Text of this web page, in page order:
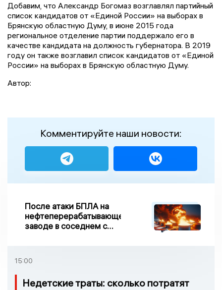
Добавим, что Александр Богомаз возглавлял партийный
список кандидатов от «Единой России» на выборах в
Брянскую областную Думу, в июне 2015 года
региональное отделение партии поддержало его в
качестве кандидата на должность губернатора. В 2019
году он также возглавил список кандидатов от «Единой
России» на выборах в Брянскую областную Думу.
Автор:
Комментируйте наши новости:
После атаки БПЛА на
нефтеперерабатывающем
заводе в соседнем с
возгорание
15:00
Недетские траты: сколько потратят